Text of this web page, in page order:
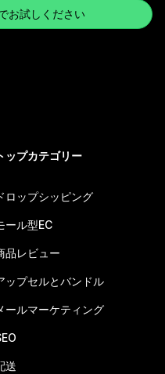
お試しください
ップカテゴリー
ロップシッピング
ール型EC
品レビュー
ップセルとバンドル
ールマーケティング
送